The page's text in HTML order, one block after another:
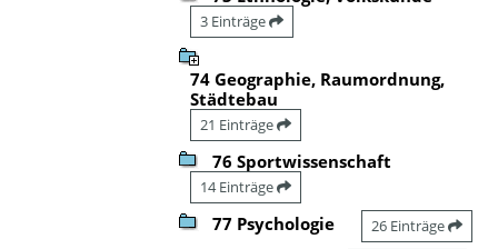
3 Einträge
74 Geographie, Raumordnung,
Städtebau
21 Einträge
76 Sportwissenschaft
14 Einträge
77 Psychologie 26 Einträge